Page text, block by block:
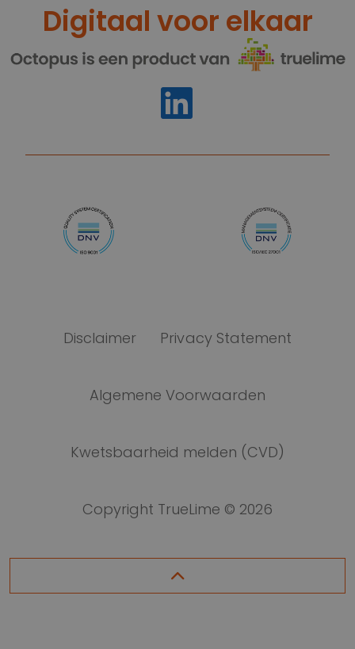
Digitaal voor elkaar
Disclaimer Privacy Statement
Algemene Voorwaarden
Kwetsbaarheid melden (CVD)
Copyright TrueLime © 2026